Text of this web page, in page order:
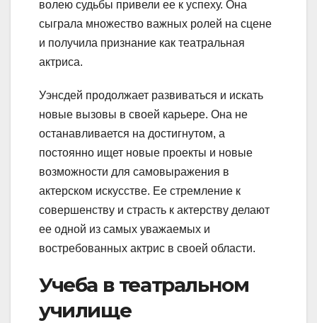
волею судьбы привели ее к успеху. Она
сыграла множество важных ролей на сцене
и получила признание как театральная
актриса.
Уэнсдей продолжает развиваться и искать
новые вызовы в своей карьере. Она не
останавливается на достигнутом, а
постоянно ищет новые проекты и новые
возможности для самовыражения в
актерском искусстве. Ее стремление к
совершенству и страсть к актерству делают
ее одной из самых уважаемых и
востребованных актрис в своей области.
Учеба в театральном
училище